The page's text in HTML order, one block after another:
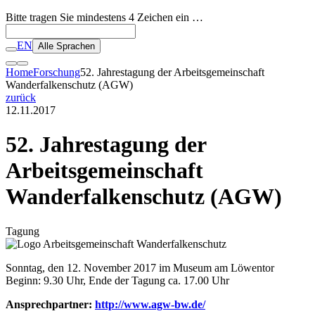
Bitte tragen Sie mindestens 4 Zeichen ein …
EN Alle Sprachen
HomeForschung52. Jahrestagung der Arbeitsgemeinschaft
Wanderfalkenschutz (AGW)
zurück
12.11.2017
52. Jahrestagung der
Arbeitsgemeinschaft
Wanderfalkenschutz (AGW)
Tagung
Sonntag, den 12. November 2017 im Museum am Löwentor
Beginn: 9.30 Uhr, Ende der Tagung ca. 17.00 Uhr
Ansprechpartner: http://www.agw-bw.de/